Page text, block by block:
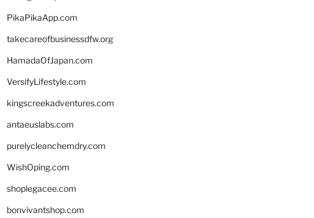
PikaPikaApp.com
takecareofbusinessdfw.org
HamadaOfJapan.com
VersifyLifestyle.com
kingscreekadventures.com
antaeuslabs.com
purelycleanchemdry.com
WishOping.com
shoplegacee.com
bonvivantshop.com